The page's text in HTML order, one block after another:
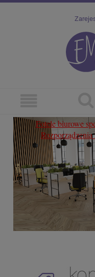
Fotelebiurowe
Rozporządzenia